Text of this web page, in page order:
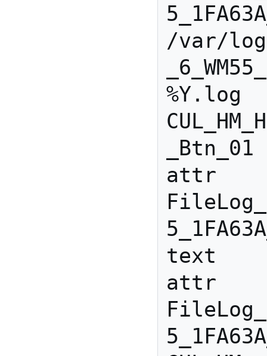
/var/log/
%Y.log
_Btn_01
attr
text
attr